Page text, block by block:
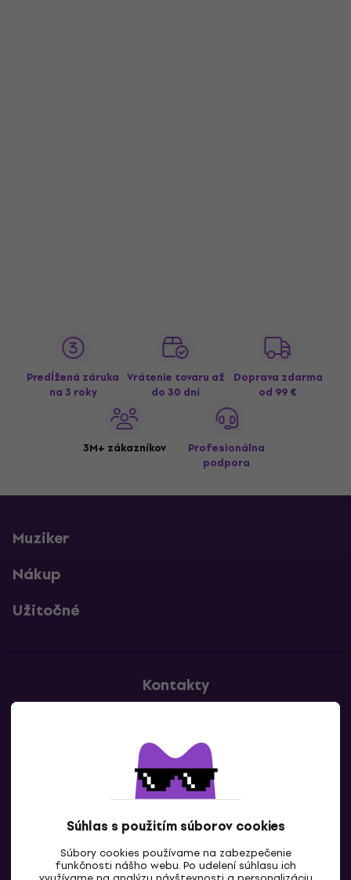
Súhlas s použitím súborov cookies
Súbory cookies používame na zabezpečenie
funkčnosti nášho webu. Po udelení súhlasu ich
Predĺžená záruka
na 3 roky
Vrátenie tovaru až
do 30 dní
Doprava zdarma
od 99 €
3M+ zákazníkov
Profesionálna
podpora
Muziker
Nákup
Užitočné
Kontakty
SK